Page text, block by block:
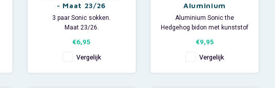
- Maat 23/26
3 paar Sonic sokken.
Maat 23/26.
polyester + 2% elastan.
€6,95
Vergelijk
Aluminium
Aluminium Sonic the
Hedgehog bidon met kunststof
Deze Nintendo drinkfles heeft
een inhoud 520 ml.
€9,95
Vergelijk